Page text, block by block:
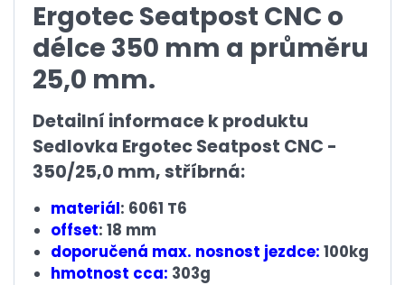
Ergotec Seatpost CNC o
délce 350 mm a průměru
25,0 mm.
Detailní informace k produktu
Sedlovka Ergotec Seatpost CNC -
350/25,0 mm, stříbrná:
materiál: 6061 T6
offset: 18 mm
doporučená max. nosnost jezdce: 100kg
hmotnost cca: 303g